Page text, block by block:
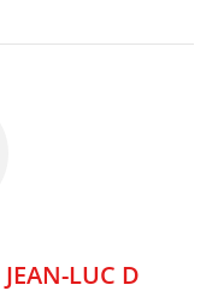
JEAN-LUC D